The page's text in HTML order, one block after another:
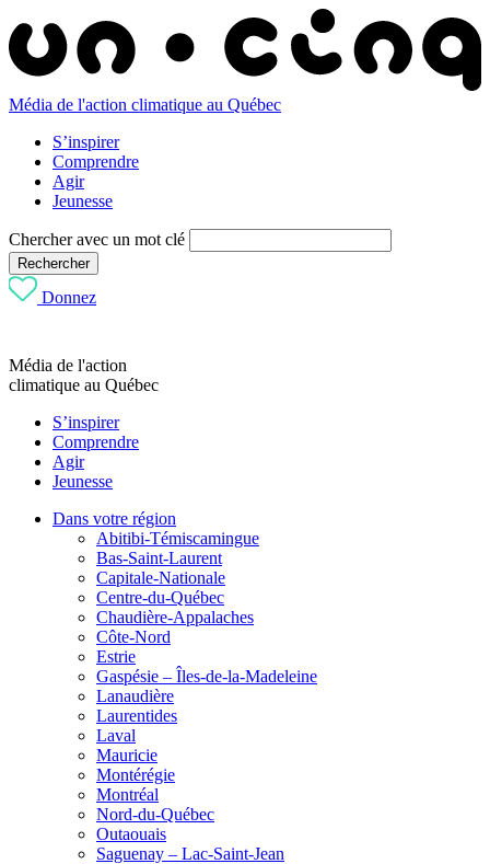
Média de l'action climatique au Québec
S’inspirer
Comprendre
Agir
Jeunesse
Chercher avec un mot clé
Rechercher
Donnez
Média de l'action
climatique au Québec
S’inspirer
Comprendre
Agir
Jeunesse
Dans votre région
Abitibi-Témiscamingue
Bas-Saint-Laurent
Capitale-Nationale
Centre-du-Québec
Chaudière-Appalaches
Côte-Nord
Estrie
Gaspésie – Îles-de-la-Madeleine
Lanaudière
Laurentides
Laval
Mauricie
Montérégie
Montréal
Nord-du-Québec
Outaouais
Saguenay – Lac-Saint-Jean